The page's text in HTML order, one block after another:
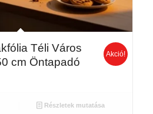
Téli Város
cm Öntapadó
Akció!
Részletek mutatása